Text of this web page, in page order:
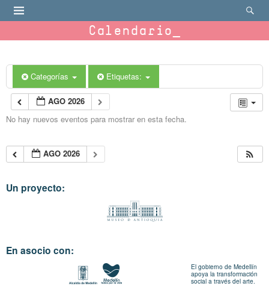
Calendario
Categorías Etiquetas:
AGO 2026
No hay nuevos eventos para mostrar en esta fecha.
AGO 2026
Un proyecto:
En asocio con:
El gobierno de Medellín
apoya la transformación
social a través del arte.